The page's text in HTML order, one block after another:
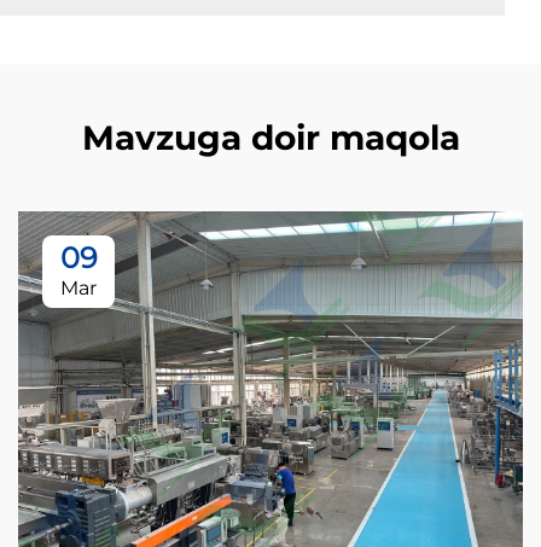
Mavzuga doir maqola
09
Mar